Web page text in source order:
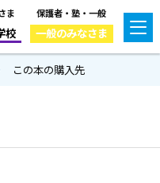
ま
校
保護者・塾・一般
一般のみなさま
この本の購入先